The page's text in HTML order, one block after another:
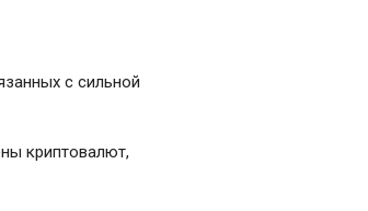
с сильной
криптовалют,